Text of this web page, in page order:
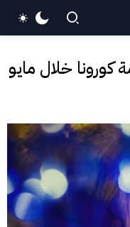
كورونا خلال مايو